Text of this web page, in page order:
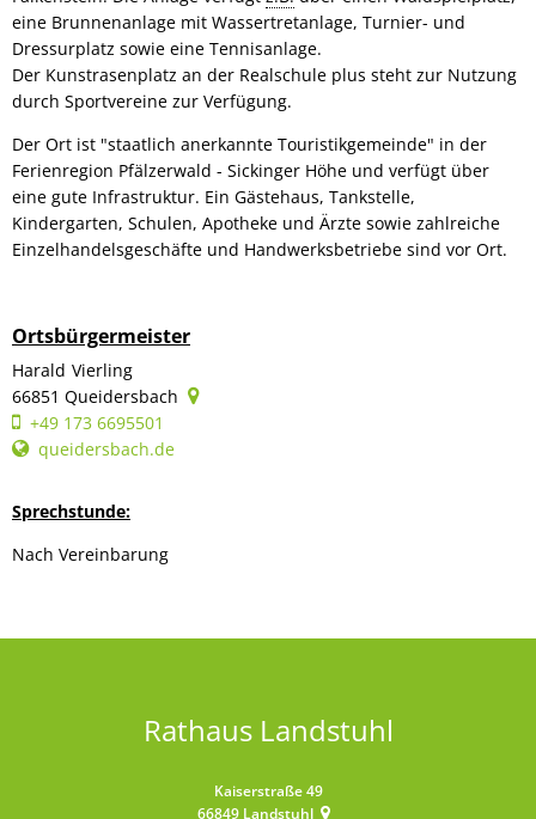
eine Brunnenanlage mit Wassertretanlage, Turnier- und
Dressurplatz sowie eine Tennisanlage.
Der Kunstrasenplatz an der Realschule plus steht zur Nutzung
durch Sportvereine zur Verfügung.
Der Ort ist "staatlich anerkannte Touristikgemeinde" in der
Ferienregion Pfälzerwald - Sickinger Höhe und verfügt über
eine gute Infrastruktur. Ein Gästehaus, Tankstelle,
Kindergarten, Schulen, Apotheke und Ärzte sowie zahlreiche
Einzelhandelsgeschäfte und Handwerksbetriebe sind vor Ort.
Ortsbürgermeister
Harald Vierling
66851 Queidersbach
+49 173 6695501
queidersbach.de
Sprechstunde:
Nach Vereinbarung
Rathaus Landstuhl
Kaiserstraße 49
66849 Landstuhl